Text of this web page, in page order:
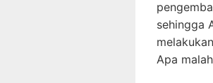
sehingga
Apa